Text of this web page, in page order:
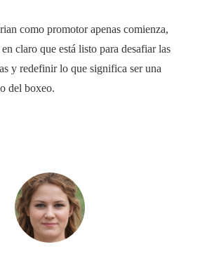
como promotor apenas comienza,
claro que está listo para desafiar las
y redefinir lo que significa ser una
del boxeo.